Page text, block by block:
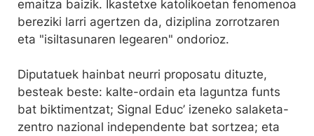
emaitza baizik. Ikastetxe katolikoetan fenomenoa
bereziki larri agertzen da, diziplina zorrotzaren
eta "isiltasunaren legearen" ondorioz.
Diputatuek hainbat neurri proposatu dituzte,
besteak beste: kalte-ordain eta laguntza funts
bat biktimentzat; Signal Educ’ izeneko salaketa-
zentro nazional independente bat sortzea; eta